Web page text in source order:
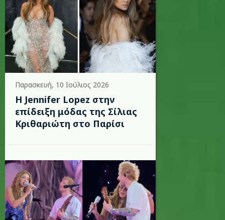
Παρασκευή, 10 Ιούλιος 2026
Η Jennifer Lopez στην
επίδειξη μόδας της Σίλιας
Κριθαριώτη στο Παρίσι